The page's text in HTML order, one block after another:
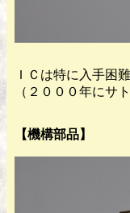
ＩＣは特に入手困難
（２０００年にサ
【機構部品】